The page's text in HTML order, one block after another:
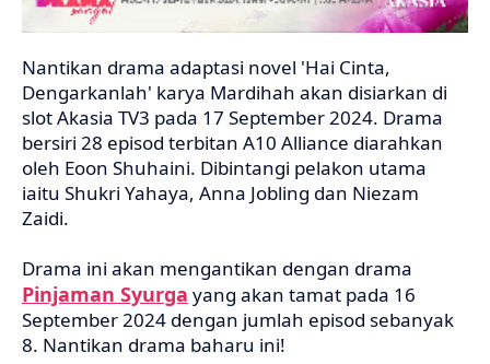
Nantikan drama adaptasi novel 'Hai Cinta,
Dengarkanlah' karya Mardihah akan disiarkan di
slot Akasia TV3 pada 17 September 2024. Drama
bersiri 28 episod terbitan A10 Alliance diarahkan
oleh Eoon Shuhaini. Dibintangi pelakon utama
iaitu Shukri Yahaya, Anna Jobling dan Niezam
Zaidi.
Drama ini akan mengantikan dengan drama
Pinjaman Syurga yang akan tamat pada 16
September 2024 dengan jumlah episod sebanyak
8. Nantikan drama baharu ini!